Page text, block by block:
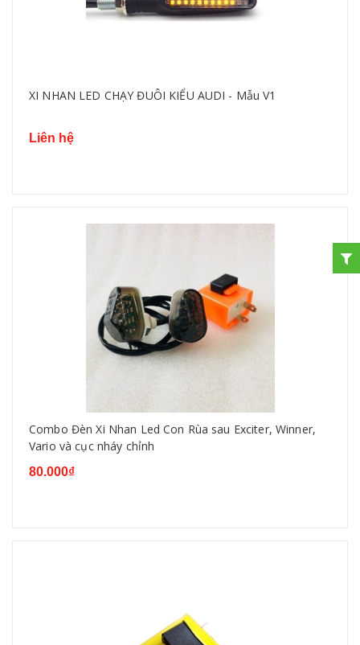
XI NHAN LED CHẠY ĐUÔI KIỂU AUDI - Mẫu V1
Liên hệ
Combo Đèn Xi Nhan Led Con Rùa sau Exciter, Winner,
Vario và cục nháy chỉnh
80.000₫